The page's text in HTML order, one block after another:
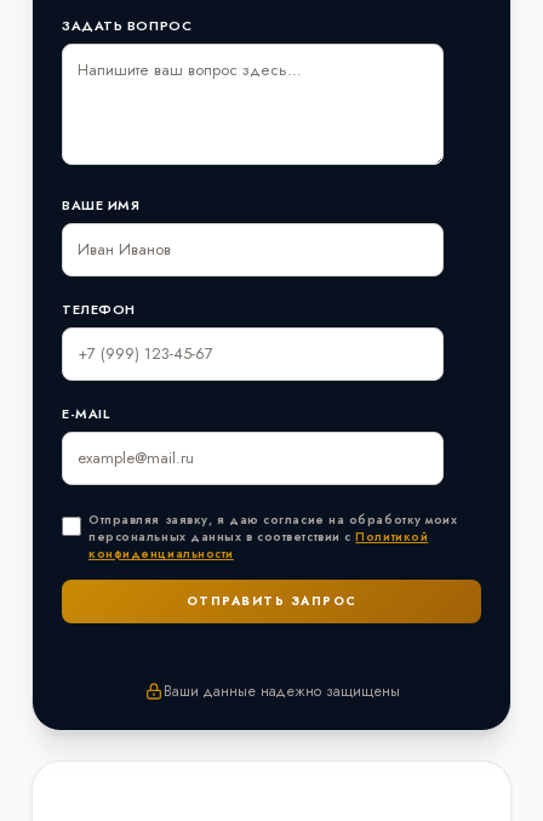
ЗАДАТЬ ВОПРОС
ВАШЕ ИМЯ
ТЕЛЕФОН
E-MAIL
Отправляя заявку, я даю согласие на обработку моих
персональных данных в соответствии сПолитикой
конфиденциальности
Ваши данные надежно защищены